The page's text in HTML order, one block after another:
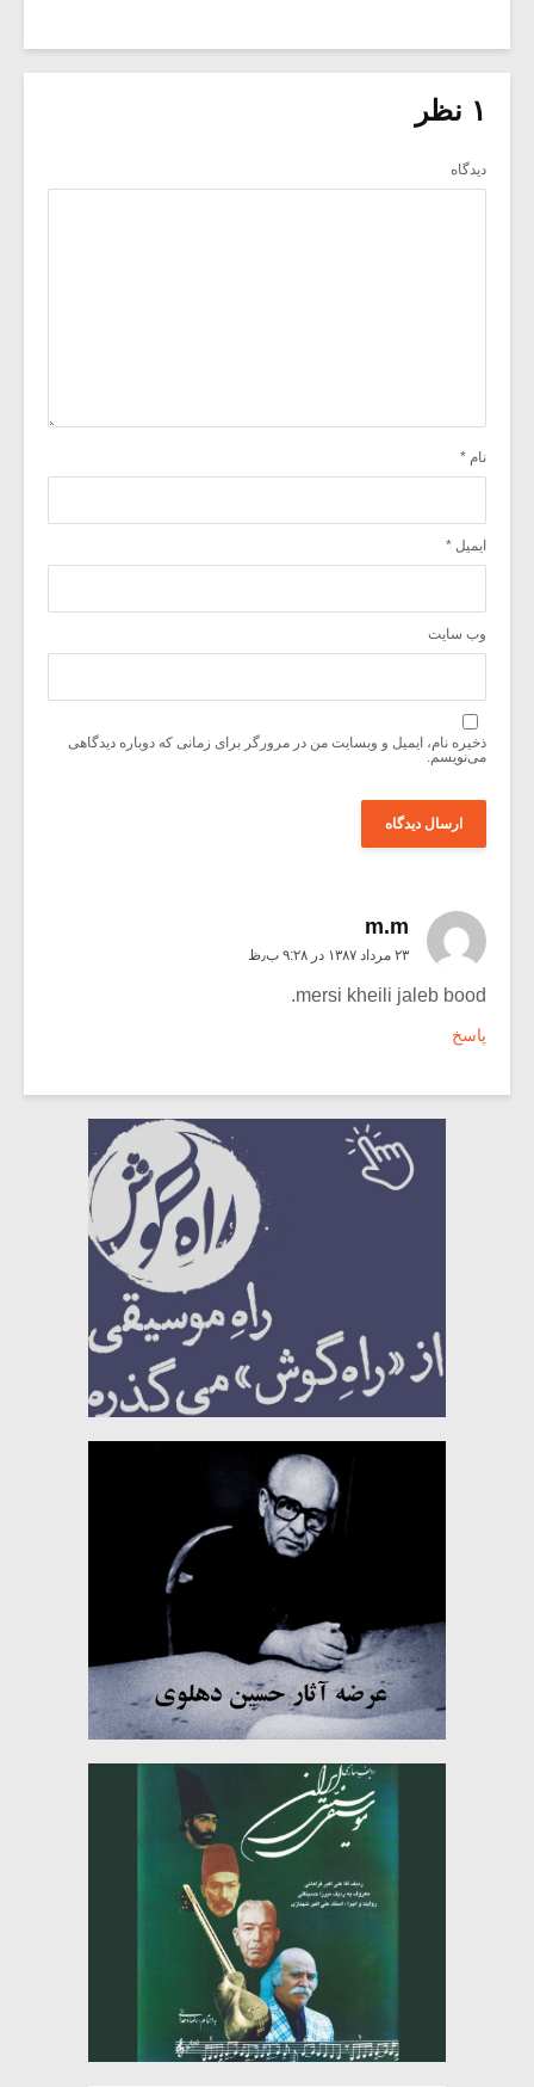
۱ نظر
دیدگاه
نام *
ایمیل *
وب‌ سایت
ذخیره نام، ایمیل و وبسایت من در مرورگر برای زمانی که دوباره دیدگاهی
می‌نویسم.
m.m
۲۳ مرداد ۱۳۸۷ در ۹:۲۸ ب٫ظ
mersi kheili jaleb bood.
پاسخ